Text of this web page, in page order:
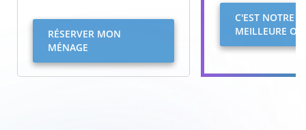
C'EST NOTRE
MEILLEURE
RÉSERVER MON
MÉNAGE